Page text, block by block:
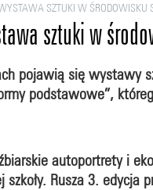
sztuki w
SZTUKI W ŚRODOWISKU
pojawią się wystawy
podstawowe”,
autoportrety i
Rusza 3. edycja